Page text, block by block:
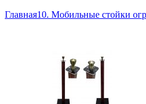
Главная10. Мобильные стойки